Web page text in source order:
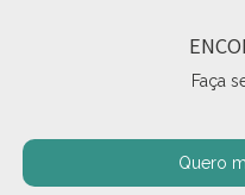
Faça
Quero